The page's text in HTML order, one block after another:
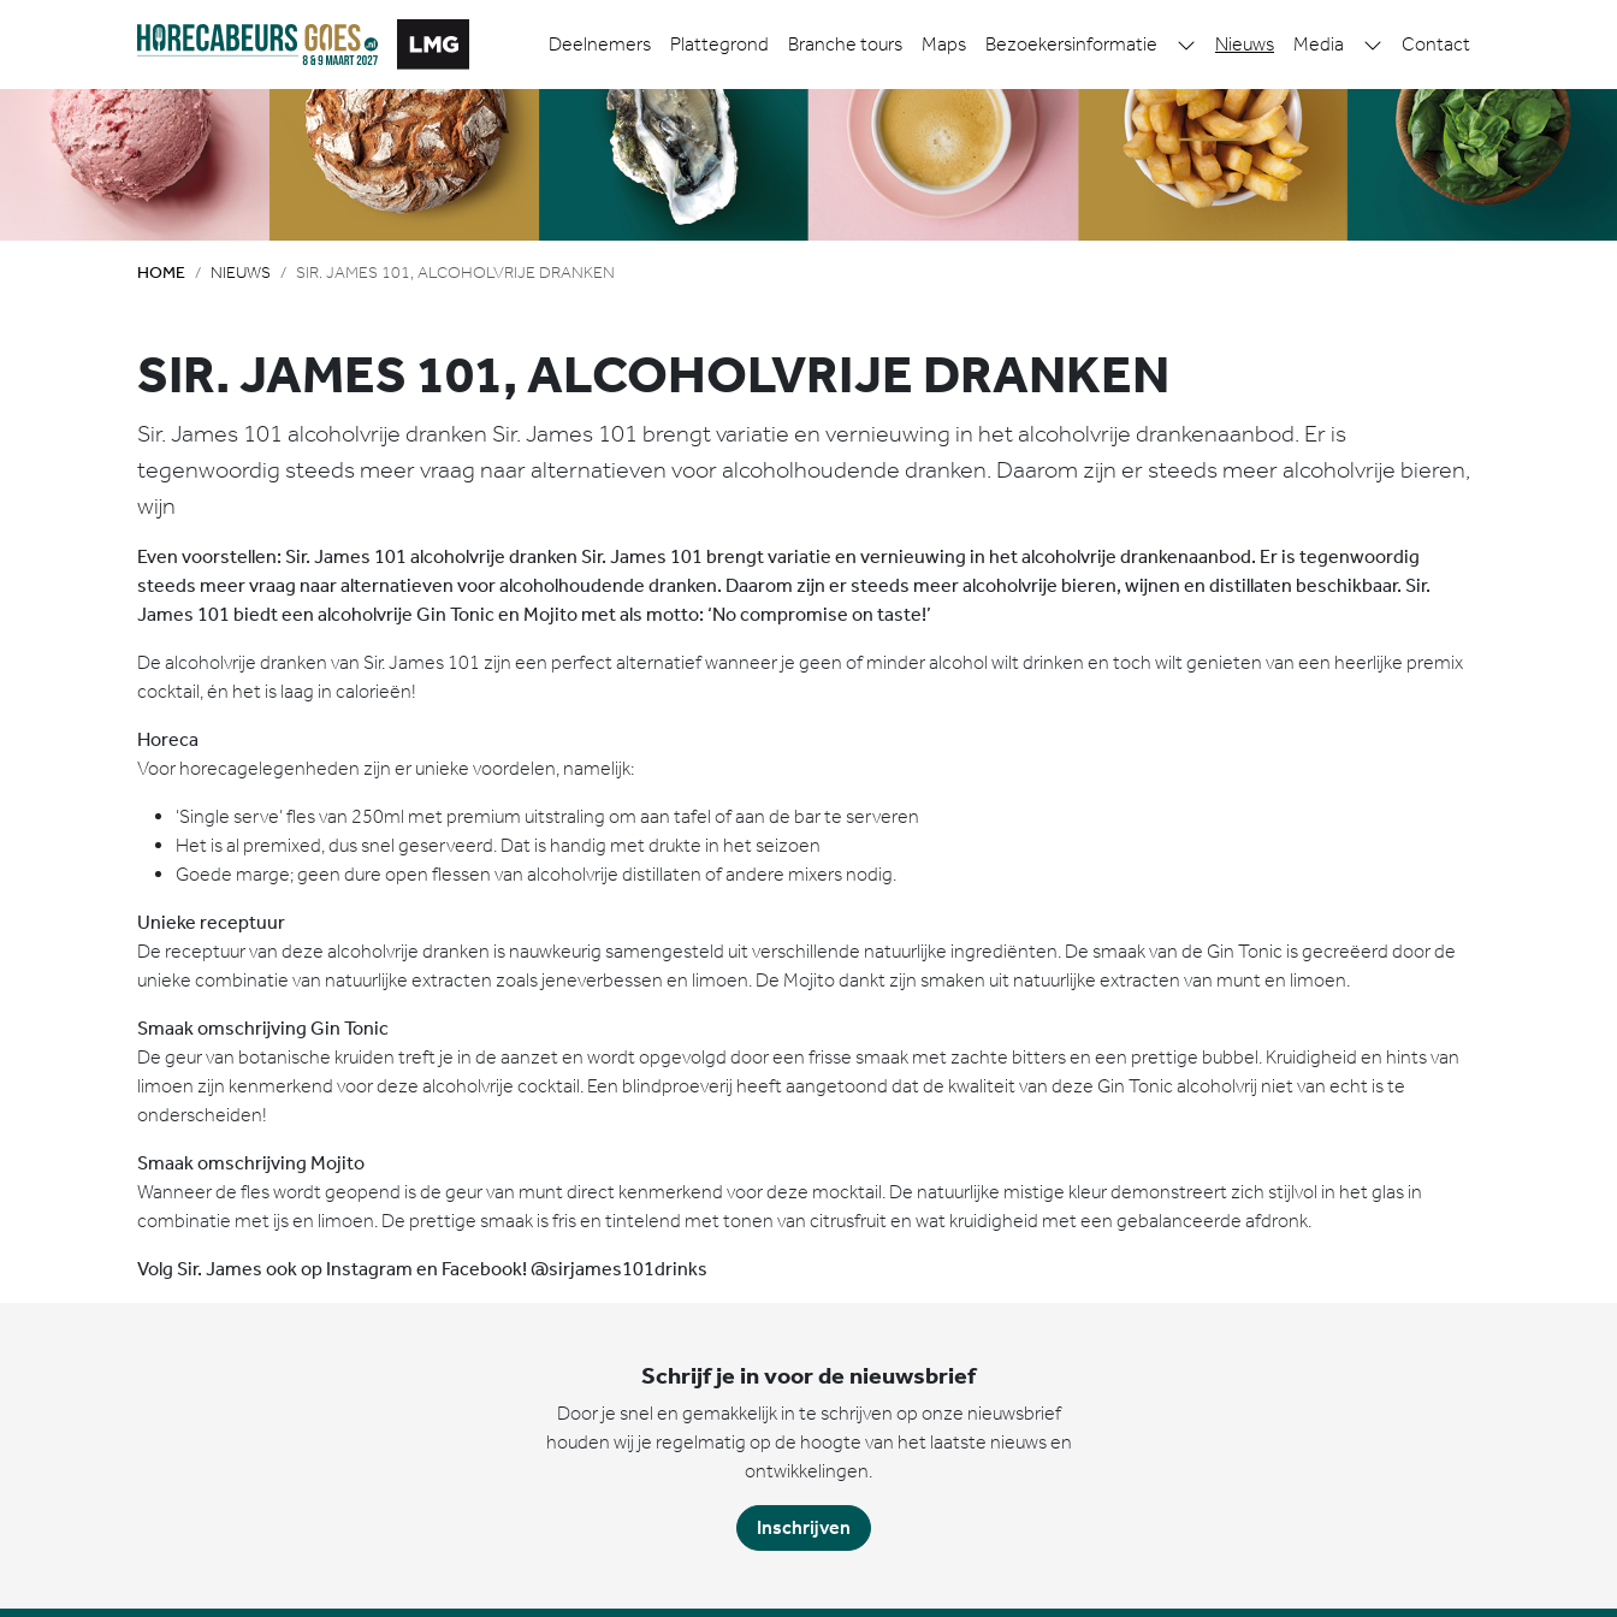
Deelnemers Plattegrond Branche tours Maps Bezoekersinformatie Nieuws Media Contact
HOME NIEUWS SIR. JAMES 101, ALCOHOLVRIJE DRANKEN
SIR. JAMES 101, ALCOHOLVRIJE DRANKEN
Sir. James 101 alcoholvrije dranken Sir. James 101 brengt variatie en vernieuwing in het alcoholvrije drankenaanbod. Er is
tegenwoordig steeds meer vraag naar alternatieven voor alcoholhoudende dranken. Daarom zijn er steeds meer alcoholvrije bieren,
wijn
Even voorstellen: Sir. James 101 alcoholvrije dranken Sir. James 101 brengt variatie en vernieuwing in het alcoholvrije drankenaanbod. Er is tegenwoordig
steeds meer vraag naar alternatieven voor alcoholhoudende dranken. Daarom zijn er steeds meer alcoholvrije bieren, wijnen en distillaten beschikbaar. Sir.
James 101 biedt een alcoholvrije Gin Tonic en Mojito met als motto: ‘No compromise on taste!’
De alcoholvrije dranken van Sir. James 101 zijn een perfect alternatief wanneer je geen of minder alcohol wilt drinken en toch wilt genieten van een heerlijke premix
cocktail, én het is laag in calorieën!
Horeca
Voor horecagelegenheden zijn er unieke voordelen, namelijk:
‘Single serve’ fles van 250ml met premium uitstraling om aan tafel of aan de bar te serveren
Het is al premixed, dus snel geserveerd. Dat is handig met drukte in het seizoen
Goede marge; geen dure open flessen van alcoholvrije distillaten of andere mixers nodig.
Unieke receptuur
De receptuur van deze alcoholvrije dranken is nauwkeurig samengesteld uit verschillende natuurlijke ingrediënten. De smaak van de Gin Tonic is gecreëerd door de
unieke combinatie van natuurlijke extracten zoals jeneverbessen en limoen. De Mojito dankt zijn smaken uit natuurlijke extracten van munt en limoen.
Smaak omschrijving Gin Tonic
De geur van botanische kruiden treft je in de aanzet en wordt opgevolgd door een frisse smaak met zachte bitters en een prettige bubbel. Kruidigheid en hints van
limoen zijn kenmerkend voor deze alcoholvrije cocktail. Een blindproeverij heeft aangetoond dat de kwaliteit van deze Gin Tonic alcoholvrij niet van echt is te
onderscheiden!
Smaak omschrijving Mojito
Wanneer de fles wordt geopend is de geur van munt direct kenmerkend voor deze mocktail. De natuurlijke mistige kleur demonstreert zich stijlvol in het glas in
combinatie met ijs en limoen. De prettige smaak is fris en tintelend met tonen van citrusfruit en wat kruidigheid met een gebalanceerde afdronk.
Volg Sir. James ook op Instagram en Facebook! @sirjames101drinks
Schrijf je in voor de nieuwsbrief
Door je snel en gemakkelijk in te schrijven op onze nieuwsbrief
houden wij je regelmatig op de hoogte van het laatste nieuws en
ontwikkelingen.
Inschrijven